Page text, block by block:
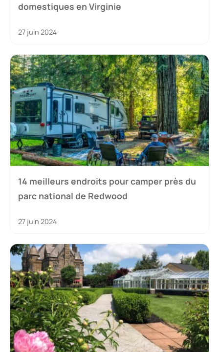
domestiques en Virginie
27 juin 2024
14 meilleurs endroits pour camper près du
parc national de Redwood
27 juin 2024